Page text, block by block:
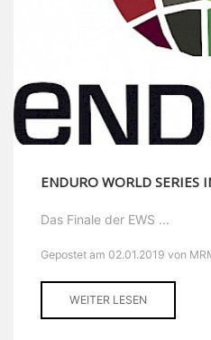
ENDURO WORLD SERIES
Das Finale der EWS ...
Gepostet am 02.01.2019 von
WEITER LESEN